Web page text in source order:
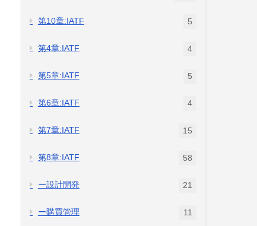
第10章:IATF 5
第4章:IATF 4
第5章:IATF 5
第6章:IATF 4
第7章:IATF 15
第8章:IATF 58
ー設計開発 21
ー購買管理 11